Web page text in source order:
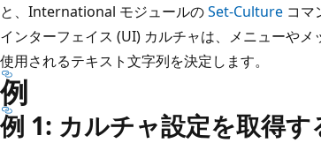
と、International モジュールのSet-Culture コマ
インターフェイス (UI) カルチャは、メニューや
使用されるテキスト文字列を決定します。
例
例 1: カルチャ設定を取得す